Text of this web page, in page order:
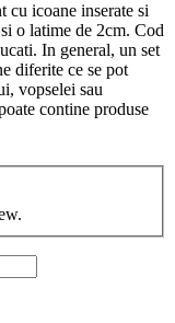
cu icoane inserate si
o latime de 2cm. Cod
In general, un set
diferite ce se pot
vopselei sau
contine produse